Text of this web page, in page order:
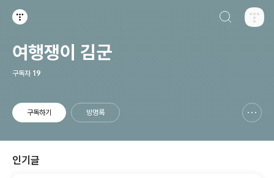
여행쟁이 김군
구독자 19
구독하기 방명록
인기글